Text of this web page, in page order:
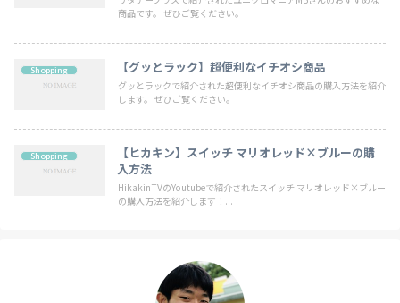
商品です。 ぜひご覧ください。
Shopping 【グッとラック】超便利なイチオシ商品
グッとラックで紹介された超便利なイチオシ商品の購入方法を紹介
します。 ぜひご覧ください。
Shopping
【ヒカキン】スイッチ マリオレッド×ブルーの購
入方法
HikakinTVのYoutubeで紹介されたスイッチ マリオレッド×ブルー
の購入方法を紹介します！...